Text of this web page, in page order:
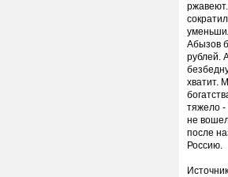
Абызов
рублей.
хватит.
тяжело -
не
после
Россию.